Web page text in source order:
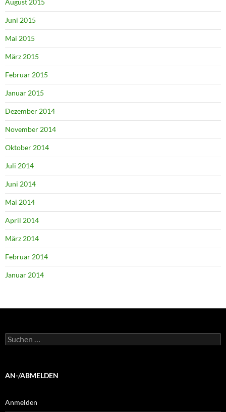
August 2015
Juni 2015
Mai 2015
März 2015
Februar 2015
Januar 2015
Dezember 2014
November 2014
Oktober 2014
Juli 2014
Juni 2014
Mai 2014
April 2014
März 2014
Februar 2014
Januar 2014
Suchen
nach:
AN-/ABMELDEN
Anmelden